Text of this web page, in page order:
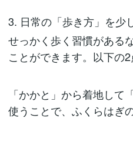
3. 日常の「歩き方」を少
せっかく歩く習慣がある
ことができます。以下の
「かかと」から着地して
使うことで、ふくらはぎ